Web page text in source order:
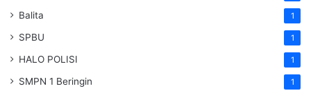
Balita 1
SPBU 1
HALO POLISI 1
SMPN 1 Beringin 1